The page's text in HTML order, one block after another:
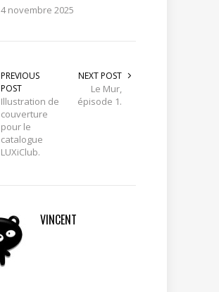
4 novembre 2025
PREVIOUS
POST
Illustration de
couverture
pour le
catalogue
LUXiClub.
NEXT POST
Le Mur,
épisode 1.
VINCENT